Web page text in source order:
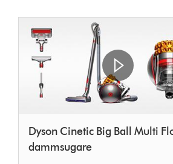
Dyson Cinetic Big Ball Multi
dammsugare